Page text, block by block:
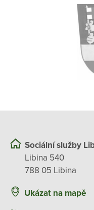
Sociální služby
Libina 540
788 05 Libina
Ukázat na mapě